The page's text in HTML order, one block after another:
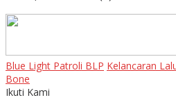
Blue Light Patroli BLP Kelancaran
Bone
Ikuti Kami